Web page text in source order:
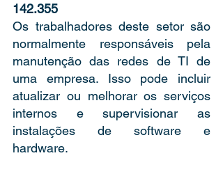
142.355
Os trabalhadores deste setor são
normalmente responsáveis pela
manutenção das redes de TI de
uma empresa. Isso pode incluir
atualizar ou melhorar os serviços
internos e supervisionar as
instalações de software e
hardware.